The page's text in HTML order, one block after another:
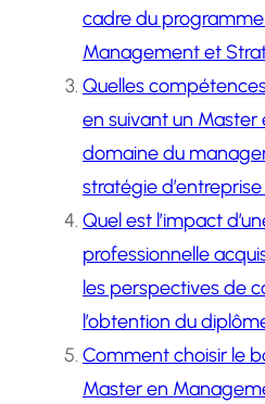
cadre du
Management et
Quelles
en suivant un
domaine du
stratégie d’entreprise
Quel est l’impact
professionnelle
les perspectives de
l’obtention du
Comment choisir le
Master en